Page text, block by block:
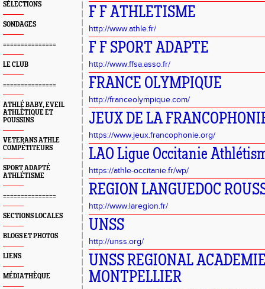
SÉLECTIONS
SONDAGES
===============
LE CLUB
===============
ATHLÉ BABY, EVEIL
ATHLÈTIQUE ET
POUSSINS
VETERANS ATHLE
COMPÉTITEURS
SPORT ADAPTÉ
ATHLÉTISME
===============
SECTIONS LOCALES
BLOGS ET PHOTOS
LIENS
MÉDIATHÈQUE
F F ATHLETISME
http://www.athle.fr/
F F SPORT ADAPTE
http://www.ffsa.asso.fr/
FRANCE OLYMPIQUE
http://franceolympique.com/
JEUX DE LA
https://www.jeux.francophonie.org/
LAO Ligue Occitanie
https://athle-occitanie.fr/wp/
REGION LANGUEDOC
http://www.laregion.fr/
UNSS
http://unss.org/
UNSS REGIONAL
MONTPELLIER